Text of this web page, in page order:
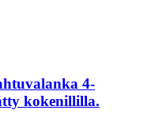
4-
kokenillilla.